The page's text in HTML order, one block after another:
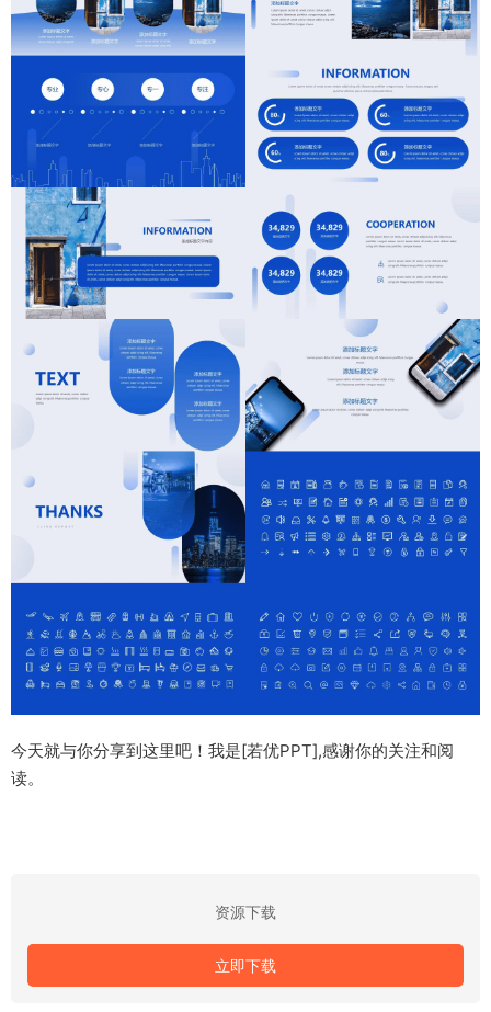
今天就与你分享到这里吧！我是[若优PPT],感谢你的关注和阅
读。
资源下载
立即下载